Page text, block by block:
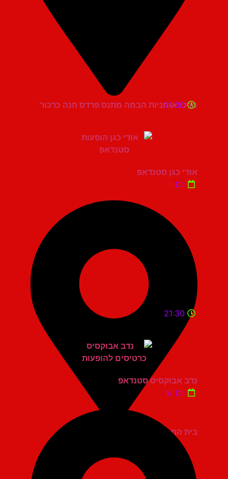
מרכז אומניות הבמה מתנס פרדס חנה כרכור
21:30
אודי כגן סטנדאפ
יום ו'
בית החייל תל אביב
21:30
נדב אבוקסיס סטנדאפ
יום ש'